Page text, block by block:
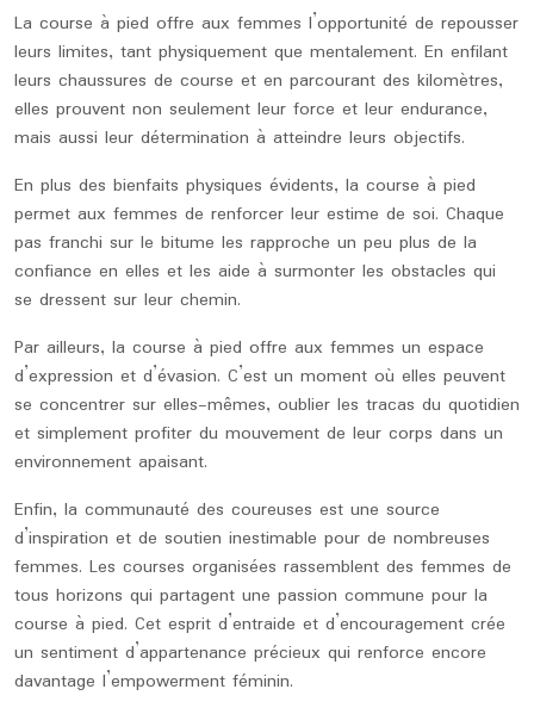
La course à pied offre aux femmes l’opportunité de repousser
leurs limites, tant physiquement que mentalement. En enfilant
leurs chaussures de course et en parcourant des kilomètres,
elles prouvent non seulement leur force et leur endurance,
mais aussi leur détermination à atteindre leurs objectifs.
En plus des bienfaits physiques évidents, la course à pied
permet aux femmes de renforcer leur estime de soi. Chaque
pas franchi sur le bitume les rapproche un peu plus de la
confiance en elles et les aide à surmonter les obstacles qui
se dressent sur leur chemin.
Par ailleurs, la course à pied offre aux femmes un espace
d’expression et d’évasion. C’est un moment où elles peuvent
se concentrer sur elles-mêmes, oublier les tracas du quotidien
et simplement profiter du mouvement de leur corps dans un
environnement apaisant.
Enfin, la communauté des coureuses est une source
d’inspiration et de soutien inestimable pour de nombreuses
femmes. Les courses organisées rassemblent des femmes de
tous horizons qui partagent une passion commune pour la
course à pied. Cet esprit d’entraide et d’encouragement crée
un sentiment d’appartenance précieux qui renforce encore
davantage l’empowerment féminin.